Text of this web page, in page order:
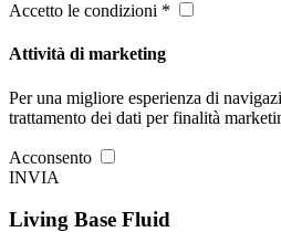
Accetto le condizioni *
Attività di marketing
Per una migliore esperienza di
trattamento dei dati per finalità
Acconsento
INVIA
Living Base Fluid